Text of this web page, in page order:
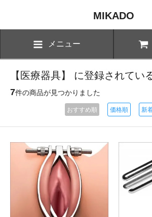
MIKADO
メニュー
【医療器具】 に登録されてい
7件の商品が見つかりました
おすすめ順 価格順 新